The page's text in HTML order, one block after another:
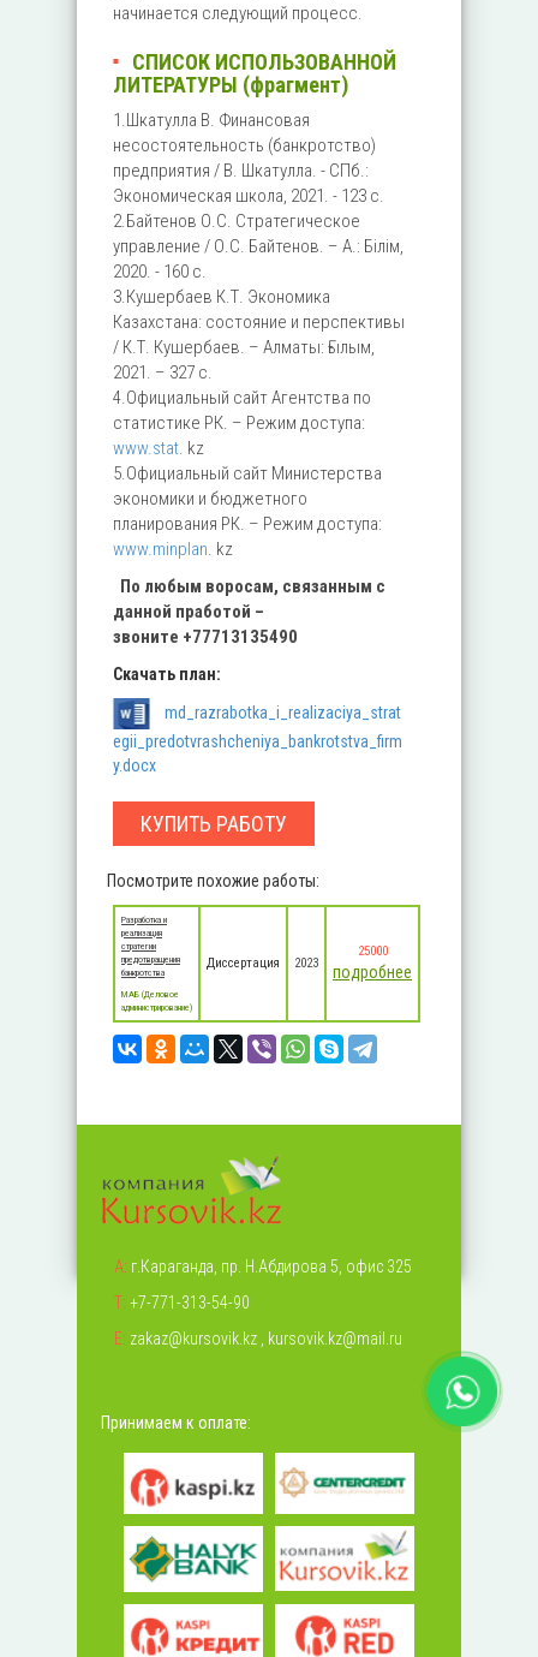
начинается следующий процесс.
СПИСОК ИСПОЛЬЗОВАННОЙ
ЛИТЕРАТУРЫ (фрагмент)
1.Шкатулла В. Финансовая
несостоятельность (банкротство)
предприятия / В. Шкатулла. - СПб.:
Экономическая школа, 2021. - 123 с.
2.Байтенов О.С. Стратегическое
управление / О.С. Байтенов. – А.: Бiлiм,
2020. - 160 с.
3.Кушербаев К.Т. Экономика
Казахстана: состояние и перспективы
/ К.Т. Кушербаев. – Алматы: Ғылым,
2021. – 327 с.
4.Официальный сайт Агентства по
статистике РК. – Режим доступа:
www.stat. kz
5.Официальный сайт Министерства
экономики и бюджетного
планирования РК. – Режим доступа:
www.minplan. kz
По любым воросам, связанным с
данной пработой –
звоните +77713135490
Скачать план:
md_razrabotka_i_realizaciya_strat
egii_predotvrashcheniya_bankrotstva_firm
y.docx
КУПИТЬ РАБОТУ
Посмотрите похожие работы:
Разработка и
реализация
стратегии
предотвращения
банкротства
MАБ (Деловое
администрирование)
Диссертация 2023
25000
подробнее
А: г.Караганда, пр. Н.Абдирова 5, офис 325
Т: +7-771-313-54-90
Е: zakaz@kursovik.kz , kursovik.kz@mail.ru
Принимаем к оплате: